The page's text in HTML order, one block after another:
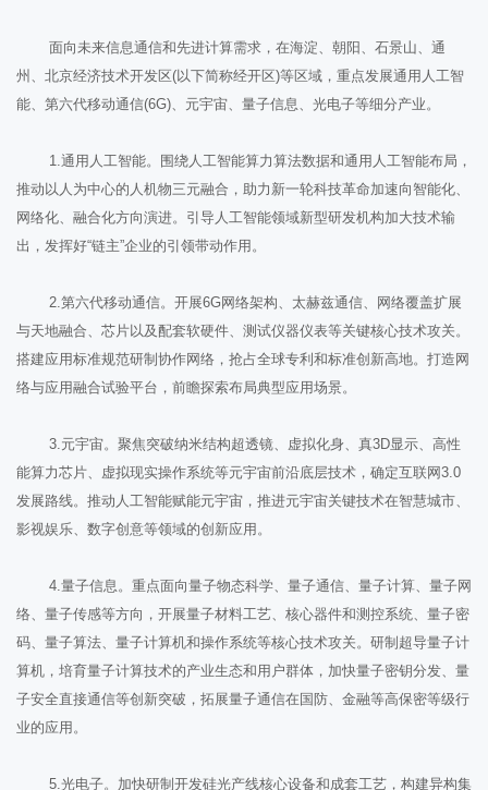
面向未来信息通信和先进计算需求，在海淀、朝阳、石景山、通
州、北京经济技术开发区(以下简称经开区)等区域，重点发展通用人工智
能、第六代移动通信(6G)、元宇宙、量子信息、光电子等细分产业。
1.通用人工智能。围绕人工智能算力算法数据和通用人工智能布局，
推动以人为中心的人机物三元融合，助力新一轮科技革命加速向智能化、
网络化、融合化方向演进。引导人工智能领域新型研发机构加大技术输
出，发挥好“链主”企业的引领带动作用。
2.第六代移动通信。开展6G网络架构、太赫兹通信、网络覆盖扩展
与天地融合、芯片以及配套软硬件、测试仪器仪表等关键核心技术攻关。
搭建应用标准规范研制协作网络，抢占全球专利和标准创新高地。打造网
络与应用融合试验平台，前瞻探索布局典型应用场景。
3.元宇宙。聚焦突破纳米结构超透镜、虚拟化身、真3D显示、高性
能算力芯片、虚拟现实操作系统等元宇宙前沿底层技术，确定互联网3.0
发展路线。推动人工智能赋能元宇宙，推进元宇宙关键技术在智慧城市、
影视娱乐、数字创意等领域的创新应用。
4.量子信息。重点面向量子物态科学、量子通信、量子计算、量子网
络、量子传感等方向，开展量子材料工艺、核心器件和测控系统、量子密
码、量子算法、量子计算机和操作系统等核心技术攻关。研制超导量子计
算机，培育量子计算技术的产业生态和用户群体，加快量子密钥分发、量
子安全直接通信等创新突破，拓展量子通信在国防、金融等高保密等级行
业的应用。
5.光电子。加快研制开发硅光产线核心设备和成套工艺，构建异构集